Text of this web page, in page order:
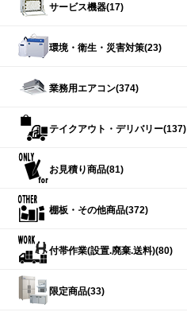
サービス機器(17)
環境・衛生・災害対策(23)
業務用エアコン(374)
テイクアウト・デリバリー(137)
お見積り商品(81)
棚板・その他商品(372)
付帯作業(設置.廃棄.送料)(80)
限定商品(33)